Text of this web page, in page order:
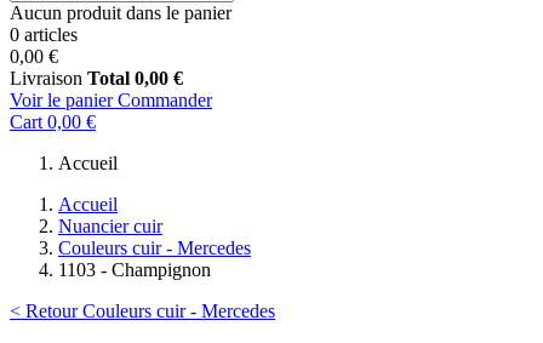
Aucun produit dans le panier
0 articles
0,00 €
Livraison Total 0,00 €
Voir le panier Commander
Cart 0,00 €
Accueil
Accueil
Nuancier cuir
Couleurs cuir - Mercedes
1103 - Champignon
< Retour Couleurs cuir - Mercedes